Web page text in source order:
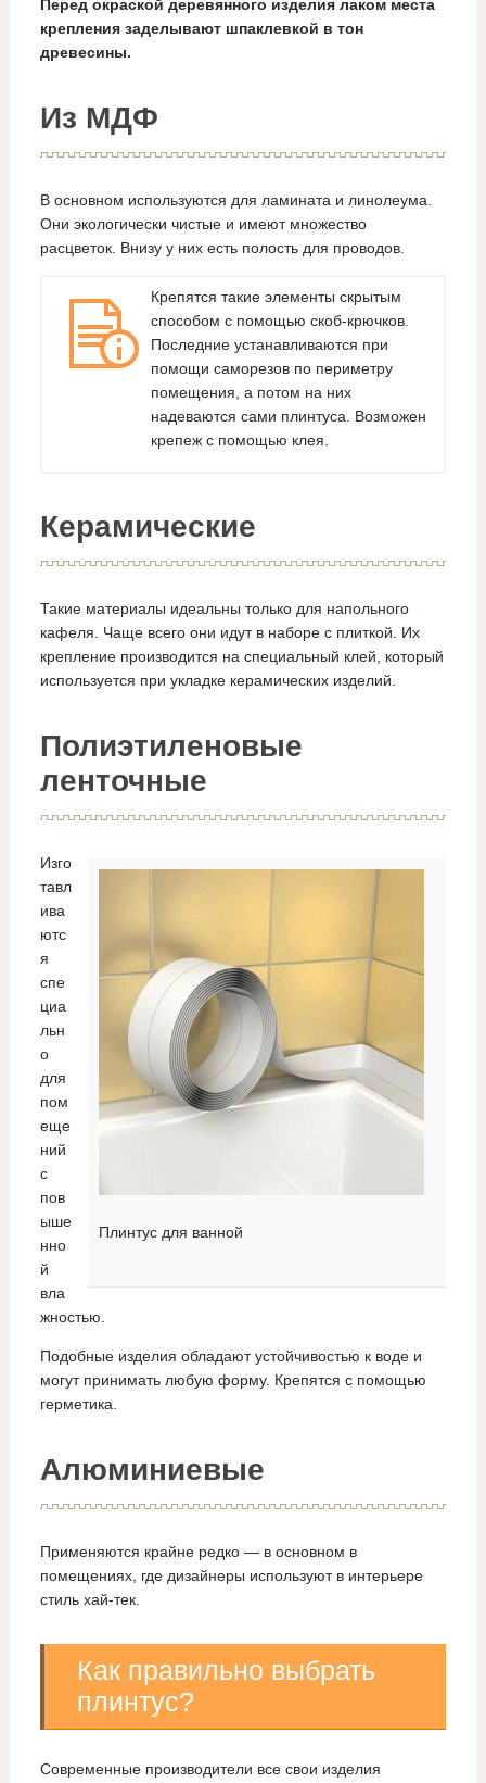
Перед окраской деревянного изделия лаком места
крепления заделывают шпаклевкой в тон
древесины.
Из МДФ
В основном используются для ламината и линолеума.
Они экологически чистые и имеют множество
расцветок. Внизу у них есть полость для проводов.
Крепятся такие элементы скрытым
способом с помощью скоб-крючков.
Последние устанавливаются при
помощи саморезов по периметру
помещения, а потом на них
надеваются сами плинтуса. Возможен
крепеж с помощью клея.
Керамические
Такие материалы идеальны только для напольного
кафеля. Чаще всего они идут в наборе с плиткой. Их
крепление производится на специальный клей, который
используется при укладке керамических изделий.
Полиэтиленовые
ленточные
Плинтус для ванной
Изго
тавл
ива
ютс
я
спе
циа
льн
о
для
пом
еще
ний
с
пов
ыше
нно
й
вла
жностью.
Подобные изделия обладают устойчивостью к воде и
могут принимать любую форму. Крепятся с помощью
герметика.
Алюминиевые
Применяются крайне редко — в основном в
помещениях, где дизайнеры используют в интерьере
стиль хай-тек.
Как правильно выбрать
плинтус?
Современные производители все свои изделия